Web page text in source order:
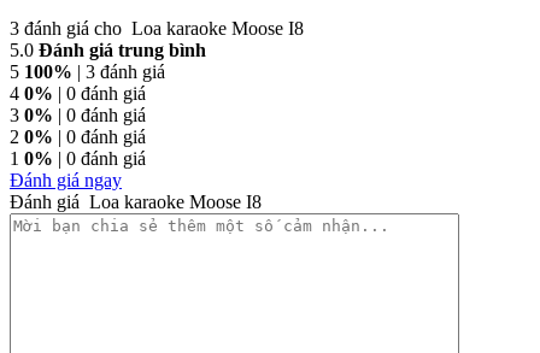
3 đánh giá cho Loa karaoke Moose I8
5.0 Đánh giá trung bình
5 100% | 3 đánh giá
4 0% | 0 đánh giá
3 0% | 0 đánh giá
2 0% | 0 đánh giá
1 0% | 0 đánh giá
Đánh giá ngay
Đánh giá Loa karaoke Moose I8